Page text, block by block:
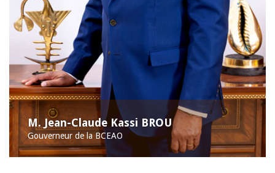
M. Jean-Claude Kassi BROU
Gouverneur de la BCEAO